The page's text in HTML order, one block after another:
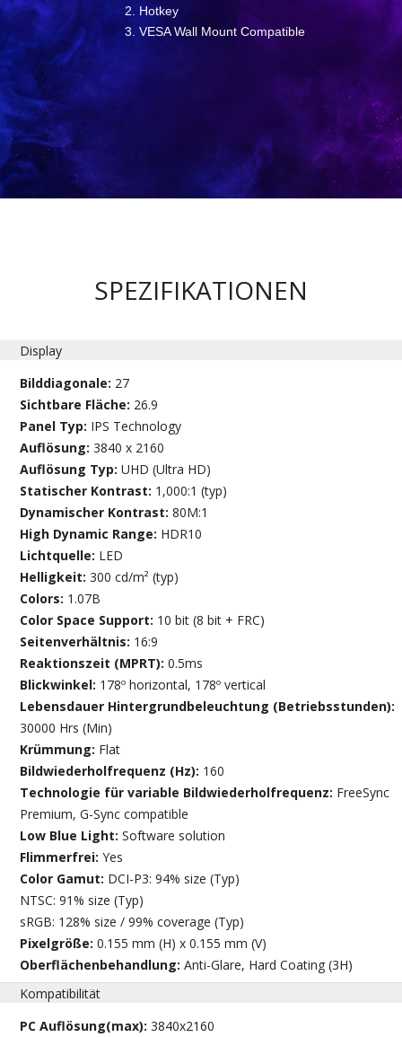
Hotkey
VESA Wall Mount Compatible
SPEZIFIKATIONEN
Display
Bilddiagonale: 27
Sichtbare Fläche: 26.9
Panel Typ: IPS Technology
Auflösung:3840 x 2160
Auflösung Typ:UHD (Ultra HD)
Statischer Kontrast: 1,000:1 (typ)
Dynamischer Kontrast:80M:1
High Dynamic Range: HDR10
Lichtquelle: LED
Helligkeit:300 cd/m² (typ)
Colors: 1.07B
Color Space Support: 10 bit (8 bit + FRC)
Seitenverhältnis: 16:9
Reaktionszeit (MPRT):0.5ms
Blickwinkel: 178º horizontal, 178º vertical
Lebensdauer Hintergrundbeleuchtung (Betriebsstunden):
30000 Hrs (Min)
Krümmung: Flat
Bildwiederholfrequenz (Hz): 160
Technologie für variable Bildwiederholfrequenz: FreeSync
Premium, G-Sync compatible
Low Blue Light:Software solution
Flimmerfrei:Yes
Color Gamut: DCI-P3: 94% size (Typ)
NTSC: 91% size (Typ)
sRGB: 128% size / 99% coverage (Typ)
Pixelgröße:0.155 mm (H) x 0.155 mm (V)
Oberflächenbehandlung:Anti-Glare, Hard Coating (3H)
Kompatibilität
PC Auflösung(max):3840x2160